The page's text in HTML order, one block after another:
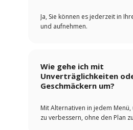
Ja, Sie können es jederzeit in
und aufnehmen.
Wie gehe ich mit
Unverträglichkeiten
Geschmäckern um?
Mit Alternativen in jedem
zu verbessern, ohne den Plan